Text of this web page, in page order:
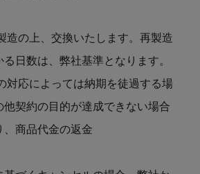
の上、交換いたします。再製造
る日数は、弊社基準となります。
応によっては納期を徒過する場
他契約の目的が達成できない場合
、商品代金の返金